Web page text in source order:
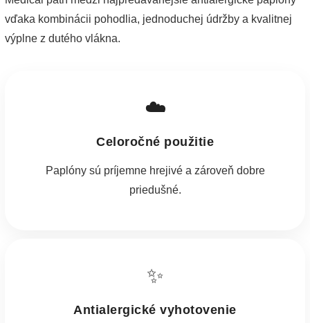
vďaka kombinácii pohodlia, jednoduchej údržby a kvalitnej
výplne z dutého vlákna.
☁️
Celoročné použitie
Paplóny sú príjemne hrejivé a zároveň dobre
priedušné.
✨
Antialergické vyhotovenie